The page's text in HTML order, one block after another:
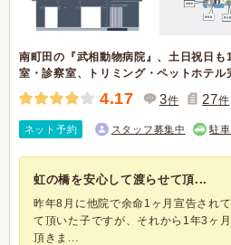
南町田の『武相動物病院』、土日祝日
室・診察室、トリミング・ペットホテル
4.17 3件 27件
ネット予約 スタッフ募集中 駐
虹の橋を安心して渡らせて頂...
昨年8月に他院で余命1ヶ月宣告され
て頂いた子ですが、それから1年3ヶ
頂きま...